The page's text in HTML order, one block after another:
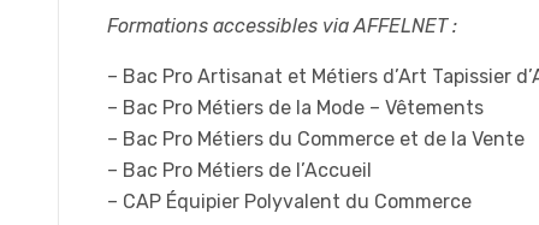
Formations accessibles via AFFELNET :
– Bac Pro Artisanat et Métiers d’Art Tapissier
– Bac Pro Métiers de la Mode – Vêtements
– Bac Pro Métiers du Commerce et de la Vente
– Bac Pro Métiers de l’Accueil
– CAP Équipier Polyvalent du Commerce